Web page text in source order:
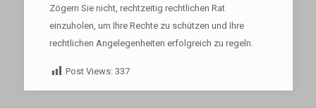
Zögern Sie nicht, rechtzeitig rechtlichen Rat
einzuholen, um Ihre Rechte zu schützen und Ihre
rechtlichen Angelegenheiten erfolgreich zu regeln.
Post Views: 337